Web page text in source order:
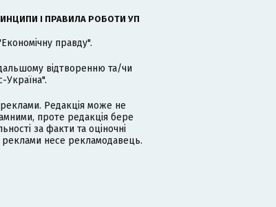
І ПРАВИЛА РОБОТИ УП
правду".
відтворенню та/чи
Україна".
Редакція може не
проте редакція бере
за факти та оціночні
реклами несе рекламодавець.